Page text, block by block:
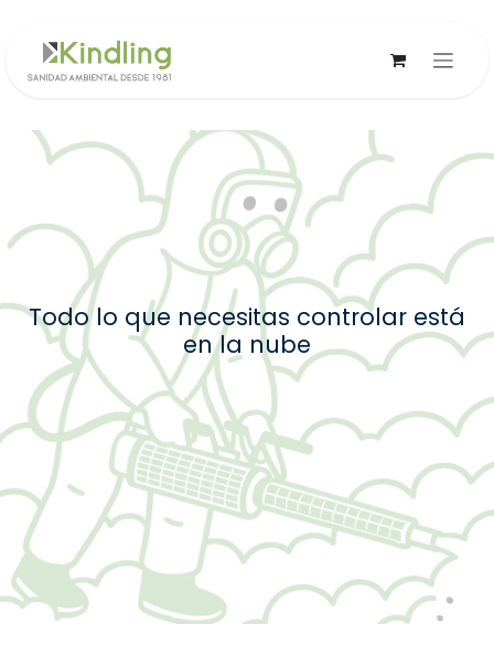
Las grandes historias tienen
Todo lo que necesitas controlar está
en la nube